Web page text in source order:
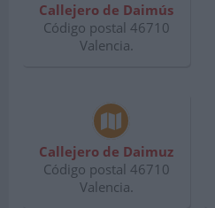
Callejero de Daimús
Código postal 46710
Valencia.
Callejero de Daimuz
Código postal 46710
Valencia.